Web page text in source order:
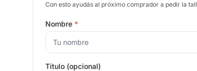
Con esto ayudás al próximo comprador a pedir la
Nombre *
Título (opcional)